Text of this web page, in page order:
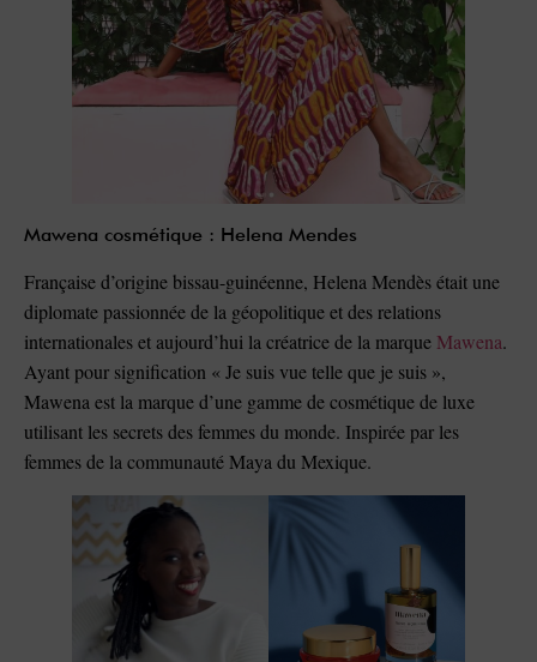
Mawena cosmétique : Helena Mendes
Française d’origine bissau-guinéenne, Helena Mendès était une
diplomate passionnée de la géopolitique et des relations
internationales et aujourd’hui la créatrice de la marque Mawena.
Ayant pour signification « Je suis vue telle que je suis »,
Mawena est la marque d’une gamme de cosmétique de luxe
utilisant les secrets des femmes du monde. Inspirée par les
femmes de la communauté Maya du Mexique.